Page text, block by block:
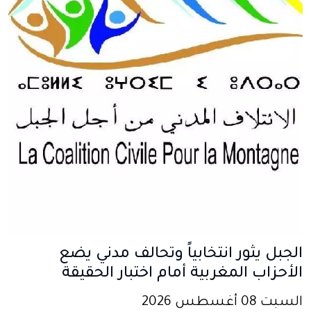
الجبل يثور انتخابياً وتحالف مدني يضع
الأحزاب المغربية أمام اختبار الحقيقة
السبت 08 أغسطس 2026